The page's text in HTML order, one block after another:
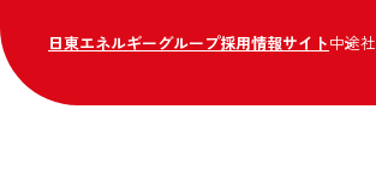
日東エネルギーグループ採用情報サイト中途